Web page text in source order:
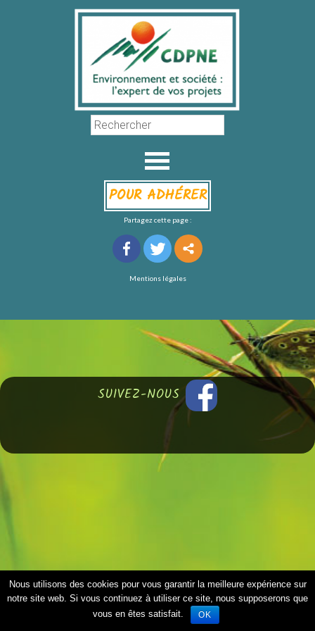
POUR ADHÉRER
Partagez cette page :
Mentions légales
SUIVEZ-NOUS
Nous utilisons des cookies pour vous garantir la meilleure expérience sur
notre site web. Si vous continuez à utiliser ce site, nous supposerons que
vous en êtes satisfait.
OK